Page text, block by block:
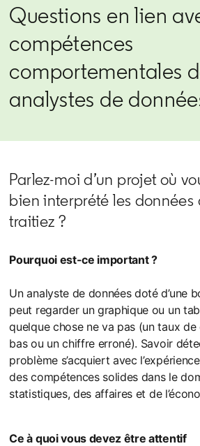
Questions en lien
compétences
comportementales
analystes de
Parlez-moi d’un projet où
bien interprété les données
traitiez ?
Pourquoi est-ce important ?
Un analyste de données doté d’une
peut regarder un graphique ou un
quelque chose ne va pas (un taux
bas ou un chiffre erroné). Savoir
problème s’acquiert avec
des compétences solides dans le
statistiques, des affaires et de
Ce à quoi vous devez être attentif